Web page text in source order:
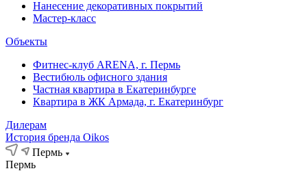
Нанесение декоративных покрытий
Мастер-класс
Объекты
Фитнес-клуб ARENA, г. Пермь
Вестибюль офисного здания
Частная квартира в Екатеринбурге
Квартира в ЖК Армада, г. Екатеринбург
Дилерам
История бренда Oikos
Пермь
Пермь